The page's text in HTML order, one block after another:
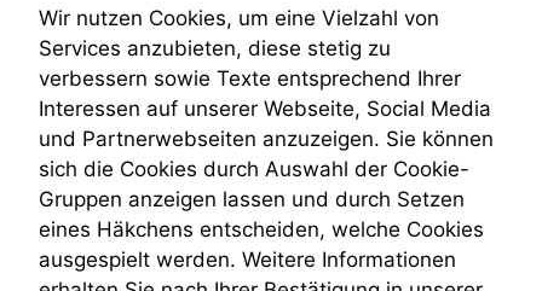
Teilungsklage
Venezuela
VRK
Wiederherstellungsanordnung
Zivilprozessordnung
ZPO
Zustellfiktion
Zuständigkeit
Öffentliches Personalrecht
Öffentlichkeitsprinzip
Wir nutzen Cookies, um eine Vielzahl von
Services anzubieten, diese stetig zu
verbessern sowie Texte entsprechend Ihrer
Interessen auf unserer Webseite, Social Media
und Partnerwebseiten anzuzeigen. Sie können
sich die Cookies durch Auswahl der Cookie-
Gruppen anzeigen lassen und durch Setzen
eines Häkchens entscheiden, welche Cookies
ausgespielt werden. Weitere Informationen